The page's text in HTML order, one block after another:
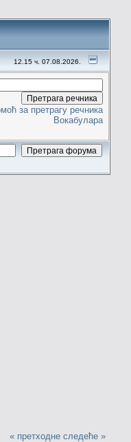
12.15 ч. 07.08.2026.
за претрагу речника
Вокабулара
« претходне следеће »